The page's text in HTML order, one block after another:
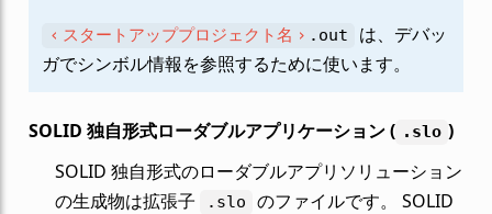
スタートアッププロジェクト名 .out
は、デバッ
ガでシンボル情報を参照するために使います。
SOLID 独自形式ローダブルアプリケーション ( .slo )
SOLID 独自形式のローダブルアプリソリューション
の生成物は拡張子
.slo
のファイルです。 SOLID